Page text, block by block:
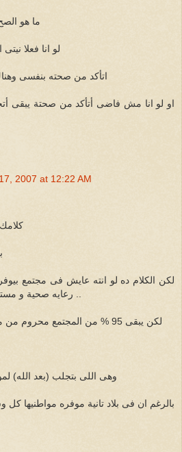
ما هو
لو انا فعلا
اتأكد من صحته بنفسى
او لو انا مش فاضى أتأكد من صحتة يبقى
2007 at 12:22 AM
لكن الكلام ده لو انته عايش فى مجتمع
.. رعايه صحية و
لكن يبقى 95 % من المجتمع محروم من مستوى معيشة محترم
وهى اللى بتجلب (بعد الله)
بالرغم ان فى بلاد تانية موفره مواطنيها